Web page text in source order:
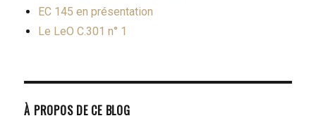
EC 145 en présentation
Le LeO C.301 n° 1
À PROPOS DE CE BLOG